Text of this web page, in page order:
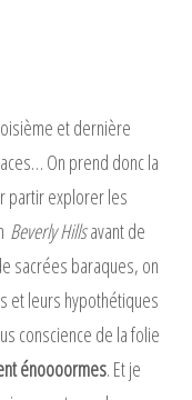
et dernière
On prend donc la
partir explorer les
Beverly Hillsavant de
sacrées baraques, on
et leurs hypothétiques
conscience de la folie
énoooormes. Et je